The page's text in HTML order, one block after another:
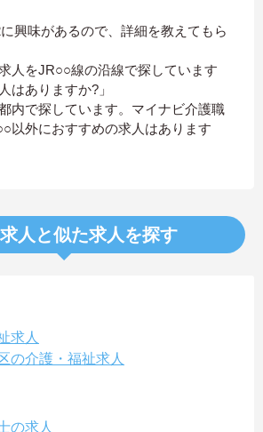
に興味があるので、詳細を教えてもら
人をJR○○線の沿線で探しています
はありますか?」
内で探しています。マイナビ介護職
以外におすすめの求人はあります
人と似た求人を探す
求人
の介護・福祉求人
の求人